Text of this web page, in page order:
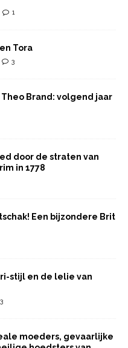
1
Tora
3
Brand: volgend jaar
door de straten van
in 1778
Een bijzondere Brit
stijl en de lelie van
3
moeders, gevaarlijke